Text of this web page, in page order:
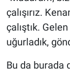
çalışırız.
çalıştık.
uğurladık,
Bu da burada